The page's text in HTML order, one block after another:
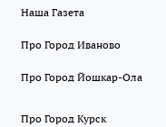
Наша Газета
Про Город Иваново
Про Город Йошкар-Ола
Про Город Курск